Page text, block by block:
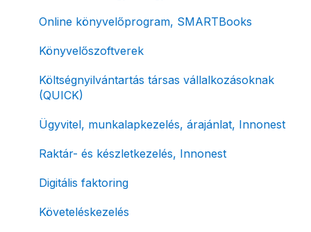
Online fizetési megoldások
Archiválás
Postai szolgáltatás
Devizás és idegen nyelvű számlázás
Számla piszkozat
Ismétlődő számlázás
Online könyvelőprogram, SMARTBooks
Könyvelőszoftverek
Költségnyilvántartás társas vállalkozásoknak
(QUICK)
Ügyvitel, munkalapkezelés, árajánlat, Innonest
Raktár- és készletkezelés, Innonest
Digitális faktoring
Követeléskezelés